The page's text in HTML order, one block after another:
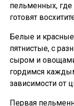
пельменных,
готовят
Белые и
пятнистые, с
сыром и
гордимся
зависимости от
Первая